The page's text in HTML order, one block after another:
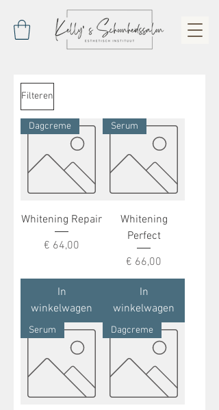
Filteren
Dagcreme
Whitening Repair
Prijs
€ 64,00
In
winkelwagen
Serum
Whitening
Perfect
Prijs
€ 66,00
In
winkelwagen
Serum Dagcreme